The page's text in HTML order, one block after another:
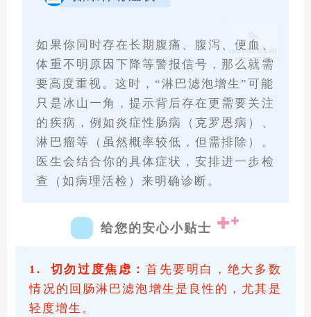
如果你同时存在长期腹痛、腹泻、便血、
体重不明原因下降等警报信号，那么就需
要高度重视。这时，“淋巴滤泡增生”可能
只是冰山一角，提示背后存在更需要关注
的疾病，例如炎症性肠病（克罗恩病）、
淋巴瘤等（虽然概率较低，但需排除）。
医生会结合你的具体症状，安排进一步检
查（如病理活检）来明确诊断。
给您的安心小贴士
1. 切勿过度焦虑： 首先要明白，绝大多数
情况的回肠淋巴滤泡增生是良性的，尤其是
轻度增生。